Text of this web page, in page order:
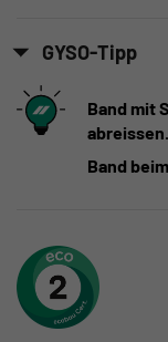
GYSO-Tipp
Band mit
abreissen.
Band